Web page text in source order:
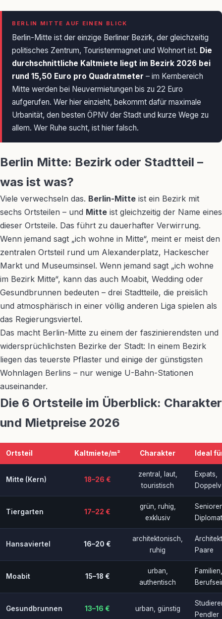
BERLIN MITTE AUF EINEN BLICK
Berlin-Mitte ist der einzige Berliner Bezirk, der gleichzeitig
politisches Zentrum, Touristenmagnet und Wohnort ist. Die
durchschnittliche Kaltmiete liegt im Bezirk 2026 bei
rund 15,50 Euro pro Quadratmeter – im Kernbereich
Mitte werden bei Neuvermietungen bis zu 22 Euro
aufgerufen. Wer hier einzieht, bekommt dafür maximale
Urbanität, den besten ÖPNV der Stadt und kurze Wege zu
allem. Wer Ruhe sucht, ist hier falsch.
Berlin Mitte: Bezirk oder Stadtteil –
was ist was?
Viele verwechseln das. Berlin-Mitte ist ein Bezirk mit
sechs Ortsteilen – und Mitte ist gleichzeitig der Name eines
dieser Ortsteile. Das führt zu dauerhafter Verwirrung.
Wenn jemand sagt „ich wohne in Mitte“, meint er meist den
zentralen Ortsteil rund um Alexanderplatz, Hackescher
Markt und Museumsinsel. Wenn jemand sagt „ich wohne
im Bezirk Mitte“, kann das auch Moabit, Wedding oder
Gesundbrunnen bedeuten – drei Stadtteile, die preislich
und atmosphärisch in einer völlig anderen Liga spielen als
das Regierungsviertel.
Das macht Berlin-Mitte zu einem der faszinierendsten und
widersprüchlichsten Bezirke der Stadt: In einem Bezirk
liegen das teuerste Pflaster und einige der günstigsten
Wohnlagen Berlins – nur wenige U-Bahn-Stationen
auseinander.
Die 6 Ortsteile im Überblick: Charakter
und Mietpreise 2026
Ortsteil Kaltmiete/m² Charakter Ideal
Mitte (Kern) 18–26 €
zentral, laut,
touristisch
Expats,
Tiergarten 17–22 €
grün, ruhig,
exklusiv
Hansaviertel 16–20 €
architektonisch,
ruhig
Paare
Moabit 15–18 €
urban,
authentisch
Familien,
Gesundbrunnen 13–16 € urban, günstig
Pendler